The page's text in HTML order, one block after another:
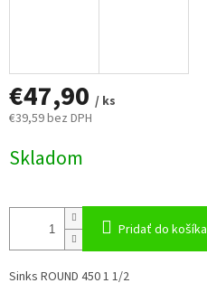
€47,90 / ks
€39,59 bez DPH
cena:
Skladom
Pridať do košíka
Sinks ROUND 450 1 1/2